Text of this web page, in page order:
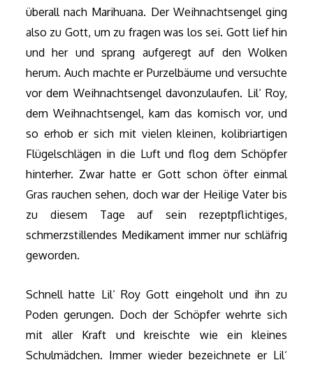
überall nach Marihuana. Der Weihnachtsengel ging
also zu Gott, um zu fragen was los sei. Gott lief hin
und her und sprang aufgeregt auf den Wolken
herum. Auch machte er Purzelbäume und versuchte
vor dem Weihnachtsengel davonzulaufen. Lil‘ Roy,
dem Weihnachtsengel, kam das komisch vor, und
so erhob er sich mit vielen kleinen, kolibriartigen
Flügelschlägen in die Luft und flog dem Schöpfer
hinterher. Zwar hatte er Gott schon öfter einmal
Gras rauchen sehen, doch war der Heilige Vater bis
zu diesem Tage auf sein rezeptpflichtiges,
schmerzstillendes Medikament immer nur schläfrig
geworden.
Schnell hatte Lil‘ Roy Gott eingeholt und ihn zu
Poden gerungen. Doch der Schöpfer wehrte sich
mit aller Kraft und kreischte wie ein kleines
Schulmädchen. Immer wieder bezeichnete er Lil‘